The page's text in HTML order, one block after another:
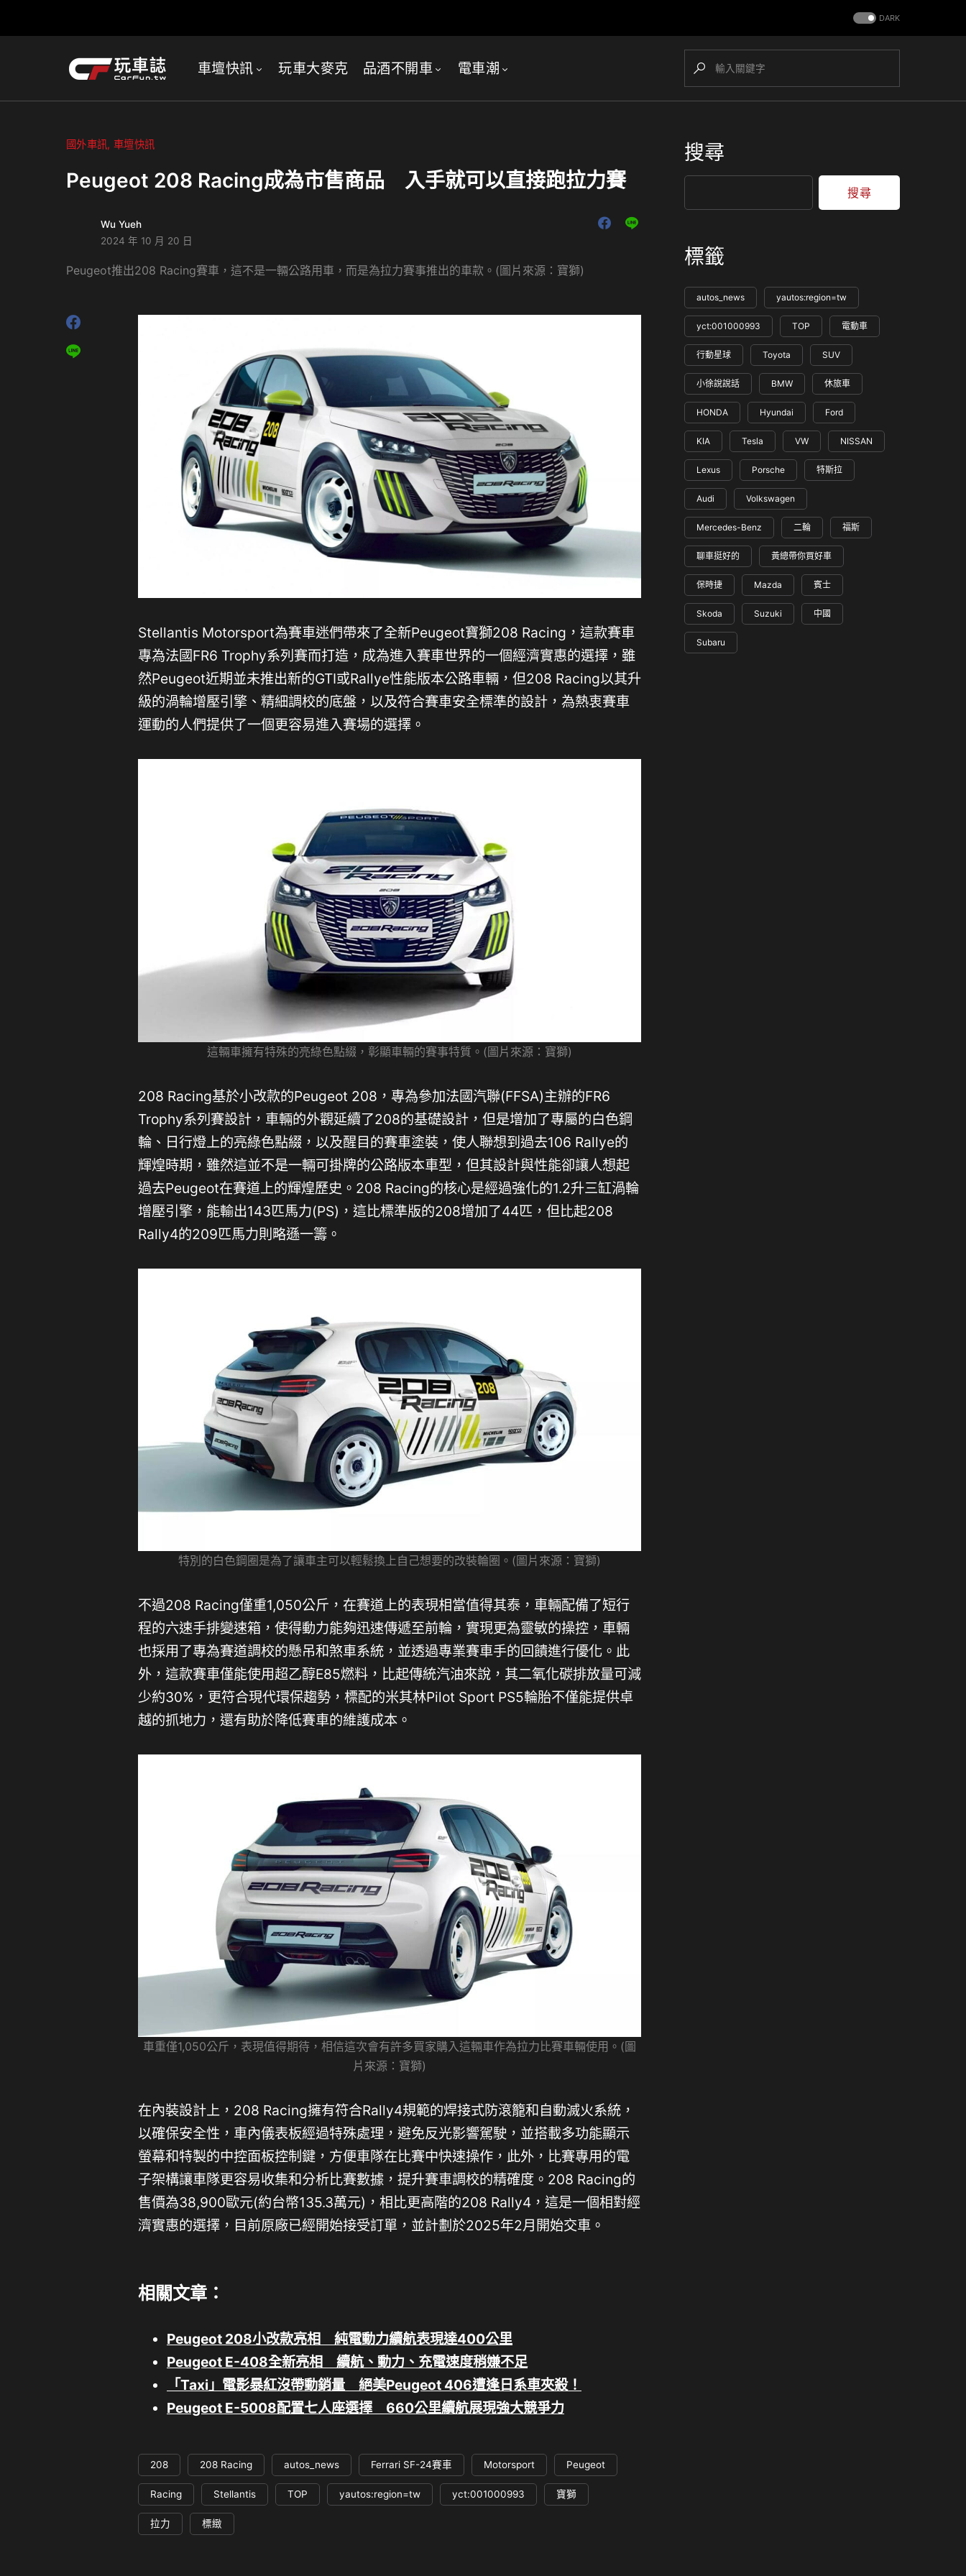
DARK
車壇快訊 玩車大麥克 品酒不開車 電車潮
國外車訊 車壇快訊
Peugeot 208 Racing成為市售商品 入手就可以直接跑拉力賽
Wu Yueh
2024 年 10 月 20 日
Peugeot推出208 Racing賽車，這不是一輛公路用車，而是為拉力賽事推出的車款。(圖片來源：寶獅)
Stellantis Motorsport為賽車迷們帶來了全新Peugeot寶獅208 Racing，這款賽車
專為法國FR6 Trophy系列賽而打造，成為進入賽車世界的一個經濟實惠的選擇，雖
然Peugeot近期並未推出新的GTI或Rallye性能版本公路車輛，但208 Racing以其升
級的渦輪增壓引擎、精細調校的底盤，以及符合賽車安全標準的設計，為熱衷賽車
運動的人們提供了一個更容易進入賽場的選擇。
這輛車擁有特殊的亮綠色點綴，彰顯車輛的賽事特質。(圖片來源：寶獅)
208 Racing基於小改款的Peugeot 208，專為參加法國汽聯(FFSA)主辦的FR6
Trophy系列賽設計，車輛的外觀延續了208的基礎設計，但是增加了專屬的白色鋼
輪、日行燈上的亮綠色點綴，以及醒目的賽車塗裝，使人聯想到過去106 Rallye的
輝煌時期，雖然這並不是一輛可掛牌的公路版本車型，但其設計與性能卻讓人想起
過去Peugeot在賽道上的輝煌歷史。208 Racing的核心是經過強化的1.2升三缸渦輪
增壓引擎，能輸出143匹馬力(PS)，這比標準版的208增加了44匹，但比起208
Rally4的209匹馬力則略遜一籌。
特別的白色鋼圈是為了讓車主可以輕鬆換上自己想要的改裝輪圈。(圖片來源：寶獅)
不過208 Racing僅重1,050公斤，在賽道上的表現相當值得其泰，車輛配備了短行
程的六速手排變速箱，使得動力能夠迅速傳遞至前輪，實現更為靈敏的操控，車輛
也採用了專為賽道調校的懸吊和煞車系統，並透過專業賽車手的回饋進行優化。此
外，這款賽車僅能使用超乙醇E85燃料，比起傳統汽油來說，其二氧化碳排放量可減
少約30%，更符合現代環保趨勢，標配的米其林Pilot Sport PS5輪胎不僅能提供卓
越的抓地力，還有助於降低賽車的維護成本。
車重僅1,050公斤，表現值得期待，相信這次會有許多買家購入這輛車作為拉力比賽車輛使用。(圖
片來源：寶獅)
在內裝設計上，208 Racing擁有符合Rally4規範的焊接式防滾籠和自動滅火系統，
以確保安全性，車內儀表板經過特殊處理，避免反光影響駕駛，並搭載多功能顯示
螢幕和特製的中控面板控制鍵，方便車隊在比賽中快速操作，此外，比賽專用的電
子架構讓車隊更容易收集和分析比賽數據，提升賽車調校的精確度。208 Racing的
售價為38,900歐元(約台幣135.3萬元)，相比更高階的208 Rally4，這是一個相對經
濟實惠的選擇，目前原廠已經開始接受訂單，並計劃於2025年2月開始交車。
相關文章：
Peugeot 208小改款亮相 純電動力續航表現達400公里
Peugeot E-408全新亮相 續航、動力、充電速度稍嫌不足
「Taxi」電影暴紅沒帶動銷量 絕美Peugeot 406遭逢日系車夾殺！
Peugeot E-5008配置七人座選擇 660公里續航展現強大競爭力
208 208 Racing autos_news Ferrari SF-24賽車 Motorsport Peugeot
Racing Stellantis TOP yautos:region=tw yct:001000993 寶獅
拉力 標緻
搜尋
搜尋
標籤
autos_news yautos:region=tw
yct:001000993 TOP 電動車
行動星球 Toyota SUV
小徐說說話 BMW 休旅車
HONDA Hyundai Ford
KIA Tesla VW NISSAN
Lexus Porsche 特斯拉
Audi Volkswagen
Mercedes-Benz 二輪 福斯
聊車挺好的 黃總帶你買好車
保時捷 Mazda 賓士
Skoda Suzuki 中國
Subaru